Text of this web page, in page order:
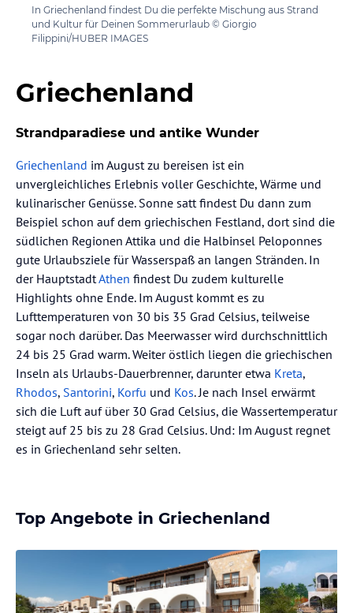
In Griechenland findest Du die perfekte Mischung aus Strand
und Kultur für Deinen Sommerurlaub © Giorgio
Filippini/HUBER IMAGES
Griechenland
Strandparadiese und antike Wunder
Griechenland im August zu bereisen ist ein
unvergleichliches Erlebnis voller Geschichte, Wärme und
kulinarischer Genüsse. Sonne satt findest Du dann zum
Beispiel schon auf dem griechischen Festland, dort sind die
südlichen Regionen Attika und die Halbinsel Peloponnes
gute Urlaubsziele für Wasserspaß an langen Stränden. In
der HauptstadtAthen findest Du zudem kulturelle
Highlights ohne Ende. Im August kommt es zu
Lufttemperaturen von 30 bis 35 Grad Celsius, teilweise
sogar noch darüber. Das Meerwasser wird durchschnittlich
24 bis 25 Grad warm. Weiter östlich liegen die griechischen
Inseln als Urlaubs-Dauerbrenner, darunter etwa Kreta,
Rhodos, Santorini, Korfu und Kos. Je nach Insel erwärmt
sich die Luft auf über 30 Grad Celsius, die Wassertemperatur
steigt auf 25 bis zu 28 Grad Celsius. Und: Im August regnet
es in Griechenland sehr selten.
Top Angebote in Griechenland